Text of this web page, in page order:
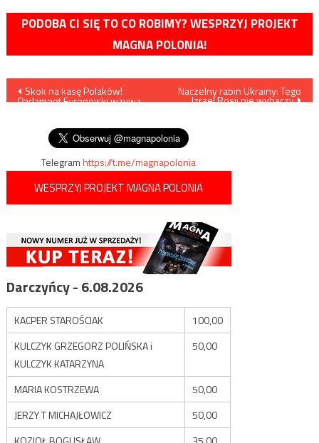
PODOBA CI SIĘ TO CO ROBIMY? WESPRZYJ PROJEKT
MAGNA POLONIA!
Nawigacja
Skok na kasę Polaków!
Parlament Europejski wzywa
Naczelny rabin Ukrainy: Tego
Izrael Rosji nie wybaczy
Telegramhttps://t.me/magnapolonia
WESPRZYJ PROJEKT MAGNA POLONIA
Darczyńcy - 6.08.2026
KACPER STAROŚCIAK
100,00
KULCZYK GRZEGORZ POLIŃSKA i
KULCZYK KATARZYNA
50,00
MARIA KOSTRZEWA
50,00
JERZY T MICHAJŁOWICZ
50,00